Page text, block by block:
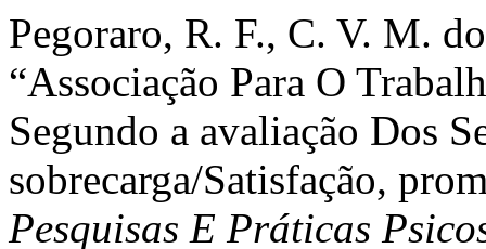
Pegoraro, R. F., C. V. M.
“Associação Para O
Segundo a avaliação Dos
sobrecarga/Satisfação,
Pesquisas E Práticas